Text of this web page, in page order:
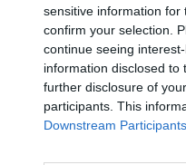
sensitive information
confirm your selection.
continue seeing
information disclosed
further disclosure of
participants. This
Downstream Participants